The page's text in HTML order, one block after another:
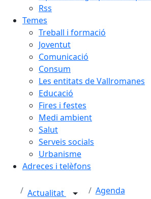
Rss
Temes
Treball i formació
Joventut
Comunicació
Consum
Les entitats de Vallromanes
Educació
Fires i festes
Medi ambient
Salut
Serveis socials
Urbanisme
Adreces i telèfons
Actualitat Agenda